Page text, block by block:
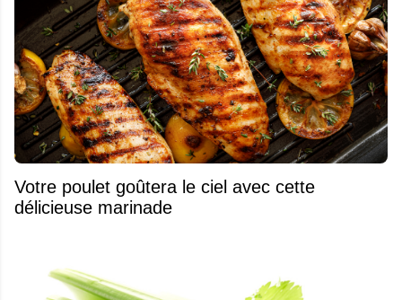
Votre poulet goûtera le ciel avec cette
délicieuse marinade